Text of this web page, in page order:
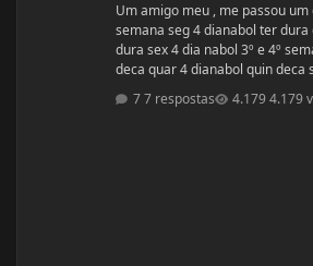
Um amigo meu , me passou um ciclo
semana seg 4 dianabol ter dura quar 4 dianabol quin
dura sex 4 dia nabol 3º e 4º semana seg 4 dianabol ter
deca quar 4 dianabol quin deca sex 4 dianabol 5678
seman vou partir para
PERGUNTAS : 1 - GOSTARIA DE SABER A OPNIÃO DE
7 respostas 4.179